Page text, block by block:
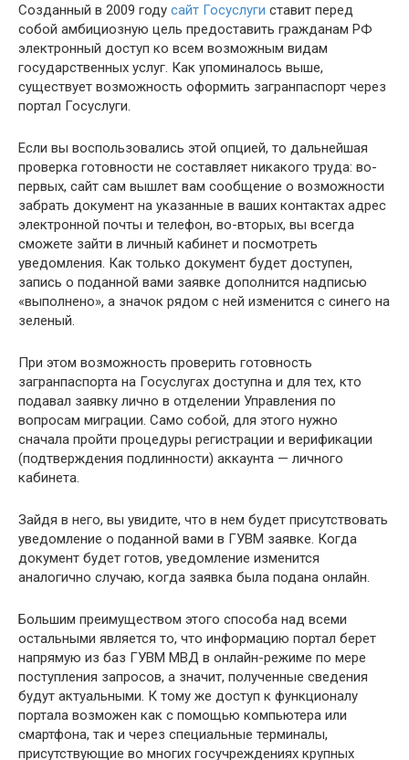
Созданный в 2009 году сайт Госуслуги ставит перед
собой амбициозную цель предоставить гражданам РФ
электронный доступ ко всем возможным видам
государственных услуг. Как упоминалось выше,
существует возможность оформить загранпаспорт через
портал Госуслуги.
Если вы воспользовались этой опцией, то дальнейшая
проверка готовности не составляет никакого труда: во-
первых, сайт сам вышлет вам сообщение о возможности
забрать документ на указанные в ваших контактах адрес
электронной почты и телефон, во-вторых, вы всегда
сможете зайти в личный кабинет и посмотреть
уведомления. Как только документ будет доступен,
запись о поданной вами заявке дополнится надписью
«выполнено», а значок рядом с ней изменится с синего на
зеленый.
При этом возможность проверить готовность
загранпаспорта на Госуслугах доступна и для тех, кто
подавал заявку лично в отделении Управления по
вопросам миграции. Само собой, для этого нужно
сначала пройти процедуры регистрации и верификации
(подтверждения подлинности) аккаунта — личного
кабинета.
Зайдя в него, вы увидите, что в нем будет присутствовать
уведомление о поданной вами в ГУВМ заявке. Когда
документ будет готов, уведомление изменится
аналогично случаю, когда заявка была подана онлайн.
Большим преимуществом этого способа над всеми
остальными является то, что информацию портал берет
напрямую из баз ГУВМ МВД в онлайн-режиме по мере
поступления запросов, а значит, полученные сведения
будут актуальными. К тому же доступ к функционалу
портала возможен как с помощью компьютера или
смартфона, так и через специальные терминалы,
присутствующие во многих госучреждениях крупных